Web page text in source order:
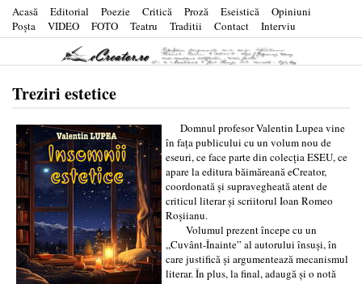
Acasă Editorial Poezie Critică Proză Eseistică
Opiniuni
Poşta
VIDEO FOTO Teatru Traditii Contact Interviu
Treziri estetice
Domnul profesor Valentin Lupea vine
în fața publicului cu un volum nou de
eseuri, ce face parte din colecția ESEU, ce
apare la editura băimăreană eCreator,
coordonată și supravegheată atent de
criticul literar și scriitorul Ioan Romeo
Roșiianu.
Volumul prezent începe cu un
,,Cuvânt-Înainte” al autorului însuși, în
care justifică și argumentează mecanismul
literar. În plus, la final, adaugă și o notă